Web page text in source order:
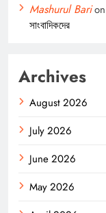
Mashurul Barion
সাংবাদিকদের
Archives
August 2026
July 2026
June 2026
May 2026